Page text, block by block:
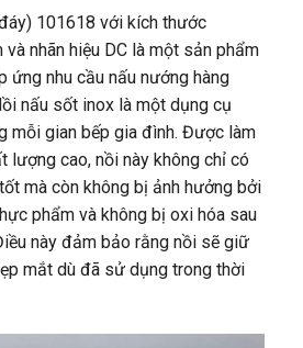
101618 với kích thước
nhãn hiệu DC là một sản phẩm
ứng nhu cầu nấu nướng hàng
nấu sốt inox là một dụng cụ
mỗi gian bếp gia đình. Được làm
lượng cao, nồi này không chỉ có
mà còn không bị ảnh hưởng bởi
phẩm và không bị oxi hóa sau
này đảm bảo rằng nồi sẽ giữ
mắt dù đã sử dụng trong thời